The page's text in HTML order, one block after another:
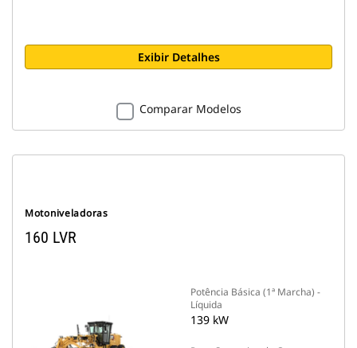
Exibir Detalhes
Comparar Modelos
Motoniveladoras
160 LVR
Potência Básica (1ª Marcha) -
Líquida
139 kW